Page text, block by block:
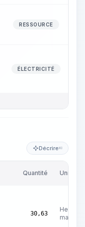
RESSOURCE
ÉLECTRICITÉ
DécrireKI
Quantité Unité
30,63
Heures
machine